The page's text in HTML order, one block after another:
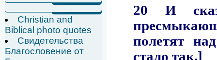
Christian and
Biblical photo quotes
Свидетельства
Благословение от